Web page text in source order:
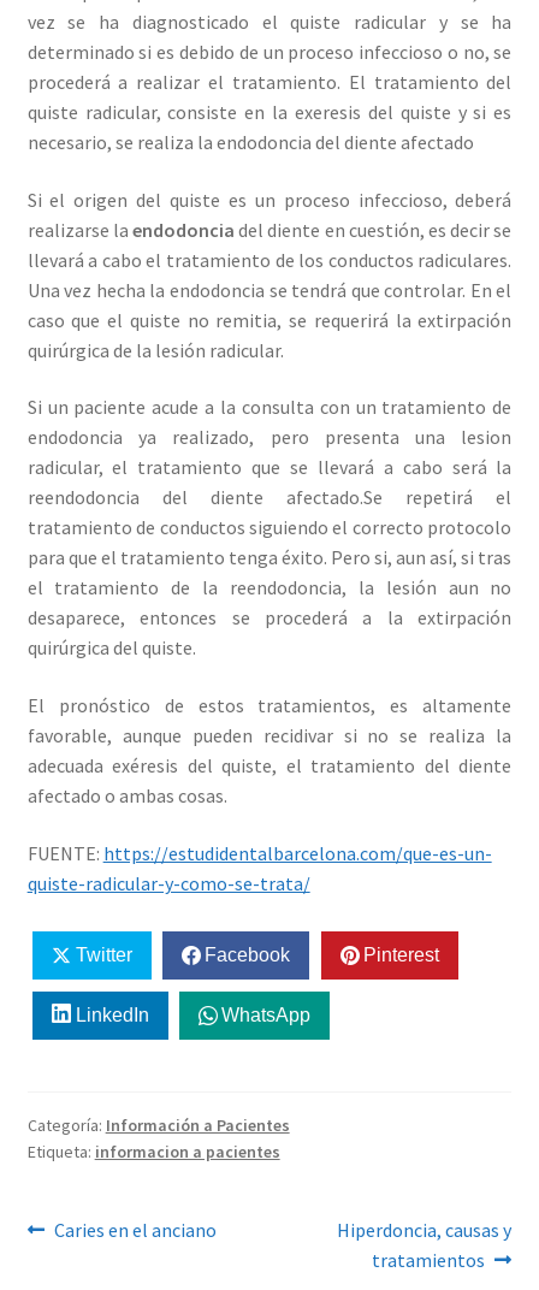
vez se ha diagnosticado el quiste radicular y se ha
determinado si es debido de un proceso infeccioso o no, se
procederá a realizar el tratamiento. El tratamiento del
quiste radicular, consiste en la exeresis del quiste y si es
necesario, se realiza la endodoncia del diente afectado
Si el origen del quiste es un proceso infeccioso, deberá
realizarse laendodonciadel diente en cuestión, es decir se
llevará a cabo el tratamiento de los conductos radiculares.
Una vez hecha la endodoncia se tendrá que controlar. En el
caso que el quiste no remitia, se requerirá la extirpación
quirúrgica de la lesión radicular.
Si un paciente acude a la consulta con un tratamiento de
endodoncia ya realizado, pero presenta una lesion
radicular, el tratamiento que se llevará a cabo será la
reendodoncia del diente afectado.Se repetirá el
tratamiento de conductos siguiendo el correcto protocolo
para que el tratamiento tenga éxito. Pero si, aun así, si tras
el tratamiento de la reendodoncia, la lesión aun no
desaparece, entonces se procederá a la extirpación
quirúrgica del quiste.
El pronóstico de estos tratamientos, es altamente
favorable, aunque pueden recidivar si no se realiza la
adecuada exéresis del quiste, el tratamiento del diente
afectado o ambas cosas.
FUENTE: https://estudidentalbarcelona.com/que-es-un-
quiste-radicular-y-como-se-trata/
Twitter Facebook Pinterest
LinkedIn WhatsApp
Categoría: Información a Pacientes
Etiqueta: informacion a pacientes
Navegación
Anterior:
Caries en el anciano Siguiente:
Hiperdoncia, causas y
tratamientos